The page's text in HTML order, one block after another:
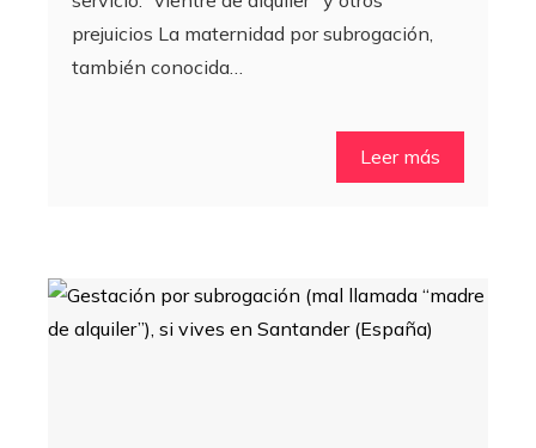
prejuicios La maternidad por subrogación,
también conocida…
Leer más